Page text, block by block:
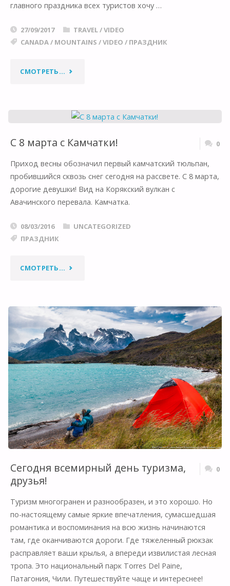
главного праздника всех туристов хочу …
27/09/2017 TRAVEL/VIDEO
CANADA/ MOUNTAINS /VIDEO / ПРАЗДНИК
СМОТРЕТЬ... "ЧАЙ
СВЕЖЕВЫЖАТОГО
C 8 марта с Камчатки! 0
Приход весны обозначил первый камчатский тюльпан,
пробившийся сквозь снег сегодня на рассвете. С 8 марта,
дорогие девушки! Вид на Корякский вулкан с
Авачинского перевала. Камчатка.
08/03/2016
UNCATEGORIZED
ПРАЗДНИК
СМОТРЕТЬ... "C
МАРТА
С
КАМЧАТКИ!"
Сегодня всемирный день туризма,
друзья!
0
Туризм многогранен и разнообразен, и это хорошо. Но
по-настоящему самые яркие впечатления, сумасшедшая
романтика и воспоминания на всю жизнь начинаются
там, где оканчиваются дороги. Где тяжеленный рюкзак
расправляет ваши крылья, а впереди извилистая лесная
тропа. Это национальный парк Torres Del Paine,
Патагония, Чили. Путешествуйте чаще и интереснее!